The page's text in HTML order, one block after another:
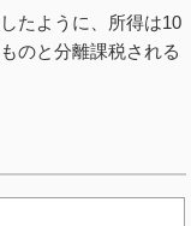
たように、所得は10
のと分離課税される